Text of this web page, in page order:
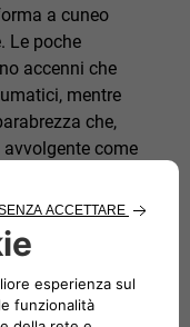
a cuneo
Le poche
accenni che
mentre
che,
come
con un
230 CV,
Questo
del Museo